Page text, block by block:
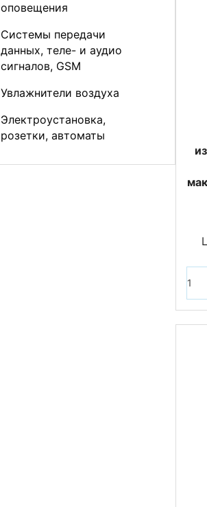
оповещения
Системы передачи
данных, теле- и аудио
сигналов, GSM
Увлажнители воздуха
Электроустановка,
розетки, автоматы